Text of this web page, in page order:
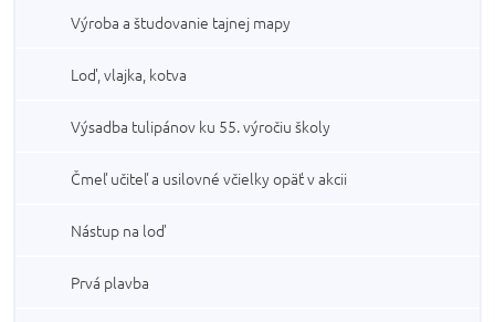
Výroba a študovanie tajnej mapy
Loď, vlajka, kotva
Výsadba tulipánov ku 55. výročiu školy
Čmeľ učiteľ a usilovné včielky opäť v akcii
Nástup na loď
Prvá plavba